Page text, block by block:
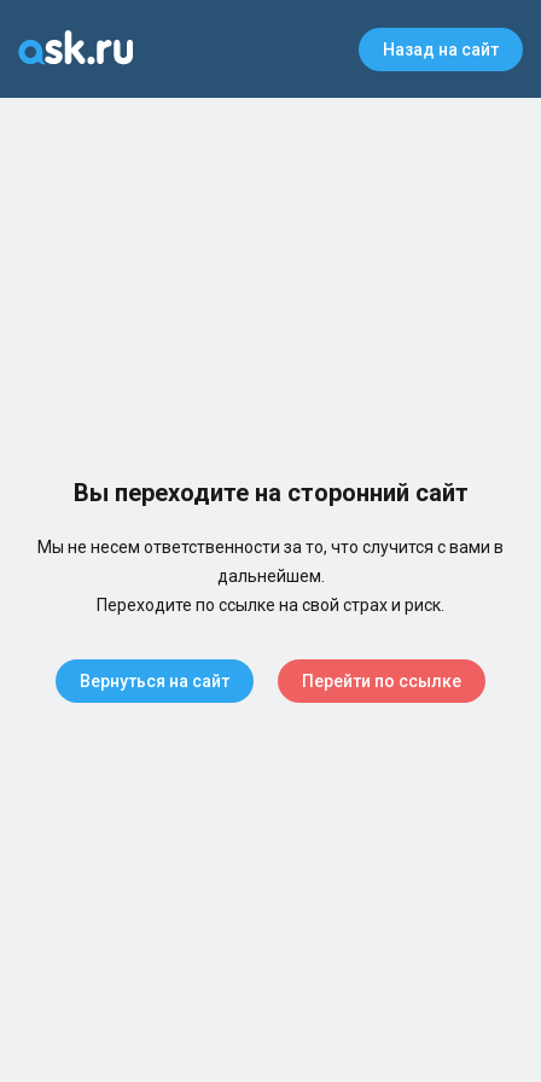
Назад на сайт
Вы переходите на сторонний сайт
Мы не несем ответственности за то, что случится с вами в
дальнейшем.
Переходите по ссылке на свой страх и риск.
Вернуться на сайт Перейти по ссылке